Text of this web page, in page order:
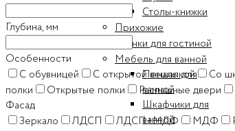
Столы-книжки
Прихожие
Стенки для гостиной
Мебель для ванной
Пеналы для
ванной
Шкафчики для
ванной
Глубина, мм
Особенности
C обувницей
C открытой вешалкой Cо
полки
Открытые полки Распашные двери
Фасад
Зеркало
ЛДСП ЛДСП+МДФ МДФ